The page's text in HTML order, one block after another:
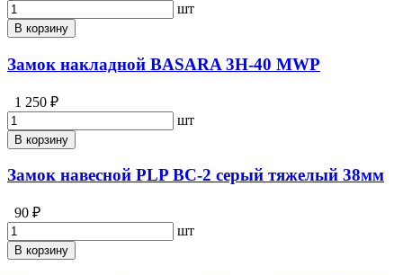
шт
В корзину
Замок накладной BASARA 3H-40 MWP
1 250 ₽
шт
В корзину
Замок навесной PLP BC-2 серый тяжелый 38мм
90 ₽
шт
В корзину